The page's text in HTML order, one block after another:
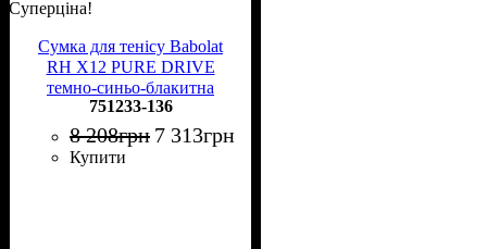
Суперціна!
Сумка для тенісу Babolat
RH X12 PURE DRIVE
темно-синьо-блакитна
751233-136
751233-136
8 208грн 7 313грн
Купити